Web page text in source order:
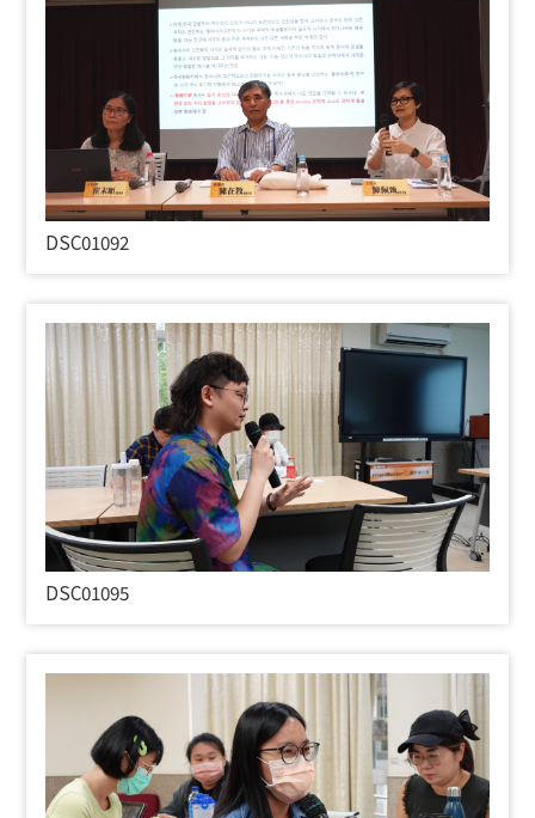
DSC01092
DSC01095